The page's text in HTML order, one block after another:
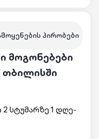
პირობები
მოგონებები
თბილისში
სტუმარზე 1 დღე-